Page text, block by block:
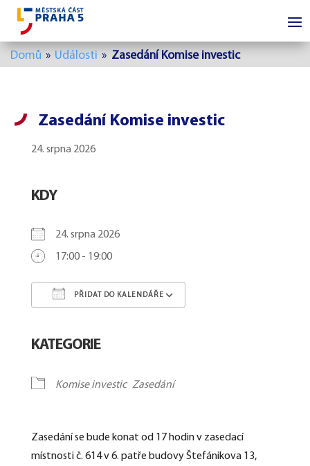
Domů » Události » Zasedání Komise investic
Zasedání Komise investic
24. srpna 2026
KDY
24. srpna 2026
17:00 - 19:00
PŘIDAT DO KALENDÁŘE
KATEGORIE
Komise investic Zasedání
Zasedání se bude konat od 17 hodin v zasedací
místnosti č. 614 v 6. patře budovy Štefánikova 13,